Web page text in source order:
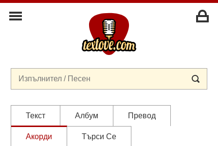
Текст Албум Превод
Акорди Търси Се